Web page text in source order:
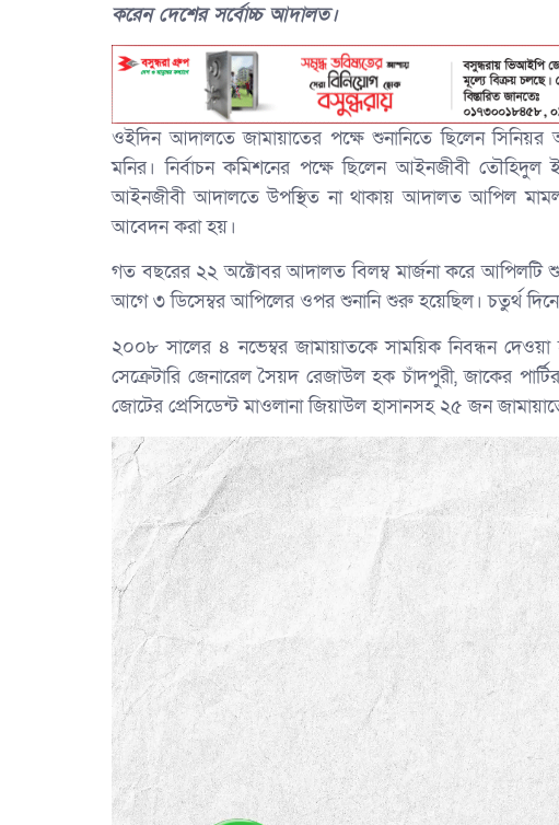
করেন দেশের সর্বোচ্চ আদালত।
ওইদিন আদালতে জামায়াতের পক্ষে শুনানিতে ছিলেন
মনির। নির্বাচন কমিশনের পক্ষে ছিলেন আইনজীবী
আইনজীবী আদালতে উপস্থিত না থাকায় আদালত আপিল
আবেদন করা হয়।
গত বছরের ২২ অক্টোবর আদালত বিলম্ব মার্জনা করে আপিলটি
আগে ৩ ডিসেম্বর আপিলের ওপর শুনানি শুরু হয়েছিল। চতুর্থ
২০০৮ সালের ৪ নভেম্বর জামায়াতকে সাময়িক নিবন্ধন
সেক্রেটারি জেনারেল সৈয়দ রেজাউল হক চাঁদপুরী, জাকের
জোটের প্রেসিডেন্ট মাওলানা জিয়াউল হাসানসহ ২৫ জন